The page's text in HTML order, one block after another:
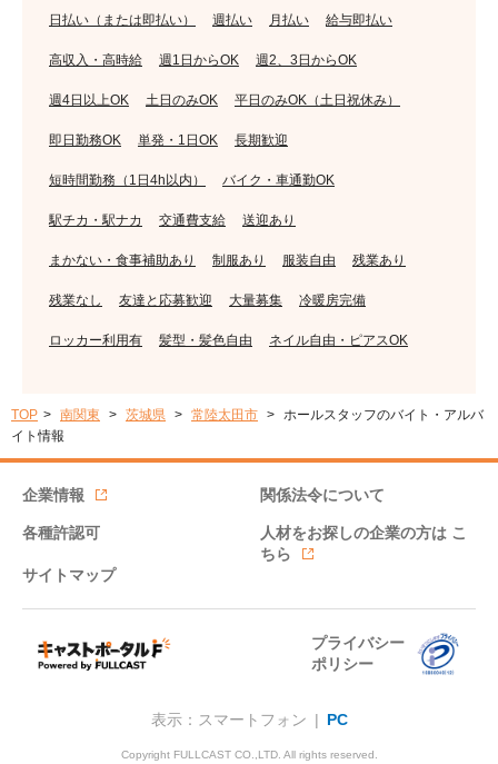
日払い（または即払い） 週払い 月払い 給与即払い
高収入・高時給 週1日からOK 週2、3日からOK
週4日以上OK 土日のみOK 平日のみOK（土日祝休み）
即日勤務OK 単発・1日OK 長期歓迎
短時間勤務（1日4h以内） バイク・車通勤OK
駅チカ・駅ナカ 交通費支給 送迎あり
まかない・食事補助あり 制服あり 服装自由 残業あり
残業なし 友達と応募歓迎 大量募集 冷暖房完備
ロッカー利用有 髪型・髪色自由 ネイル自由・ピアスOK
TOP 南関東 茨城県 常陸太田市
ホールスタッフのバイト・アルバ
イト情報
企業情報 関係法令について
各種許認可 人材をお探しの企業の方は こ
ちら
サイトマップ
プライバシー
ポリシー
表示：スマートフォン | PC
Copyright FULLCAST CO.,LTD. All rights reserved.